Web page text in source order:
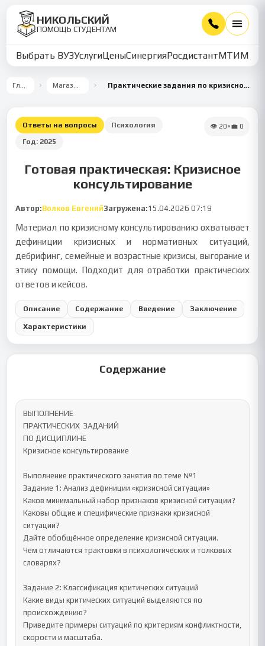
НИКОЛЬСКИЙ
ПОМОЩЬ СТУДЕНТАМ
Выбрать ВУЗУслугиЦеныСинергияРосдистантМТИММУ
Главная Магазин работ Практические задания по кризисному консультированию
Ответы на вопросы
Психология
Год: 2025
👁 20•💼 0
Готовая практическая: Кризисное
консультирование
Автор:Волков ЕвгенийЗагружена:15.04.2026 07:19
Материал по кризисному консультированию охватывает
дефиниции кризисных и нормативных ситуаций,
дебрифинг, семейные и возрастные кризисы, выгорание и
этику помощи. Подходит для отработки практических
ответов и кейсов.
Описание Содержание Введение Заключение
Характеристики
Содержание
ВЫПОЛНЕНИЕ
ПРАКТИЧЕСКИХ  ЗАДАНИЙ
ПО ДИСЦИПЛИНЕ
Кризисное консультирование
Выполнение практического занятия по теме №1
Задание 1: Анализ дефиниции «кризисной ситуации»
Каков минимальный набор признаков кризисной ситуации?
Каковы общие и специфические признаки кризисной
ситуации?
Дайте обобщённое определение кризисной ситуации.
Чем отличаются трактовки в психологических и толковых
словарях?
Задание 2: Классификация критических ситуаций
Какие виды критических ситуаций выделяются по
происхождению?
Приведите примеры ситуаций по критериям конфликтности,
скорости и масштаба.